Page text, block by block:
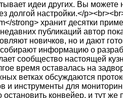
идеи других. Вы
долгой настройки.</
strong> хранит десятки
публикаций автор
новичков, но и дают
собирают информацию о
сообщество настоящей
время оставалась на
ветках обсуждаются
инструменты для
конвейер, и тут